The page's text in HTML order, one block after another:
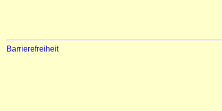
Barrierefreiheit